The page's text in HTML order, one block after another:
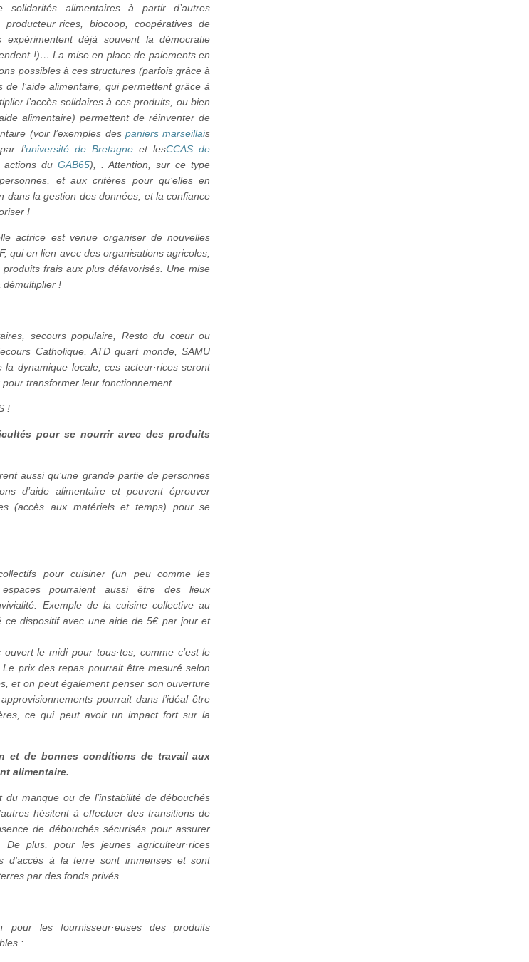
alimentaires à partir d’autres
biocoop, coopératives de
expérimentent déjà souvent la démocratie
!)… La mise en place de paiements en
possibles à ces structures (parfois grâce à
l’aide alimentaire, qui permettent grâce à
l’accès solidaires à ces produits, ou bien
alimentaire) permettent de réinventer de
(voir l’exemples des paniers marseillais
par l’université de Bretagneet lesCCAS de
actions duGAB65), . Attention, sur ce type
et aux critères pour qu’elles en
dans la gestion des données, et la confiance
!
actrice est venue organiser de nouvelles
qui en lien avec des organisations agricoles,
frais aux plus défavorisés. Une mise
démultiplier !
secours populaire, Resto du cœur ou
Catholique, ATD quart monde, SAMU
dynamique locale, ces acteur·rices seront
transformer leur fonctionnement.
!
pour se nourrir avec des produits
aussi qu’une grande partie de personnes
d’aide alimentaire et peuvent éprouver
(accès aux matériels et temps) pour se
pour cuisiner (un peu comme les
espaces pourraient aussi être des lieux
Exemple de la cuisine collective au
ce dispositif avec une aide de 5€ par jour et
le midi pour tous·tes, comme c’est le
Le prix des repas pourrait être mesuré selon
et on peut également penser son ouverture
pourrait dans l’idéal être
ce qui peut avoir un impact fort sur la
et de bonnes conditions de travail aux
alimentaire.
du manque ou de l’instabilité de débouchés
hésitent à effectuer des transitions de
de débouchés sécurisés pour assurer
De plus, pour les jeunes agriculteur·rices
d’accès à la terre sont immenses et sont
par des fonds privés.
pour les fournisseur·euses des produits
: